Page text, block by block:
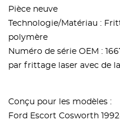
Pièce neuve
Technologie/Matériau :
polymère
Numéro de série OEM :
par frittage laser avec de
Conçu pour les modèles :
Ford Escort Cosworth